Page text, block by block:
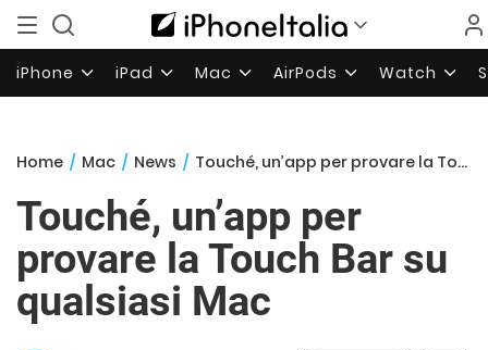
iPhone iPad Mac AirPods Watch
Home / Mac / News / Touché, un’app per provare la Touch Bar su qualsiasi Mac
Touché, un’app per
provare la Touch Bar su
qualsiasi Mac